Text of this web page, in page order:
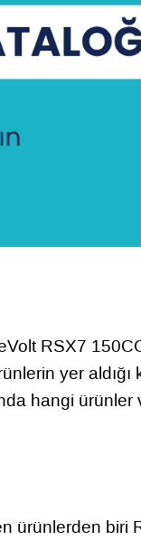
RSX7
yer aldığı
hangi ürünler
ürünlerden biri